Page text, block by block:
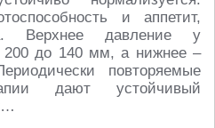
и аппетит,
Верхнее давление у
200 до 140 мм, а нижнее –
повторяемые
дают устойчивый